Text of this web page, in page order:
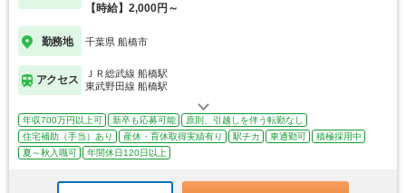
【時給】2,000円～
勤務地 千葉県 船橋市
アクセス
ＪＲ総武線 船橋駅
東武野田線 船橋駅
年収700万円以上可 新卒も応募可能
原則、引越しを伴う転勤なし
住宅補助（手当）あり
産休・育休取得実績有り 駅チカ 車通勤可
積極採用中
夏～秋入職可
年間休日120日以上